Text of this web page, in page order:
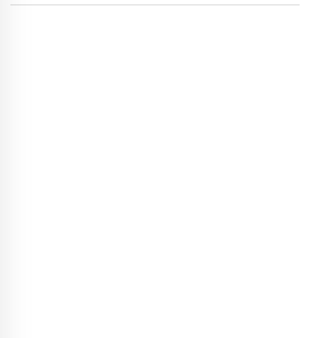
للميليشيات المحلّية، بينما ينجح آخرون في الخروج